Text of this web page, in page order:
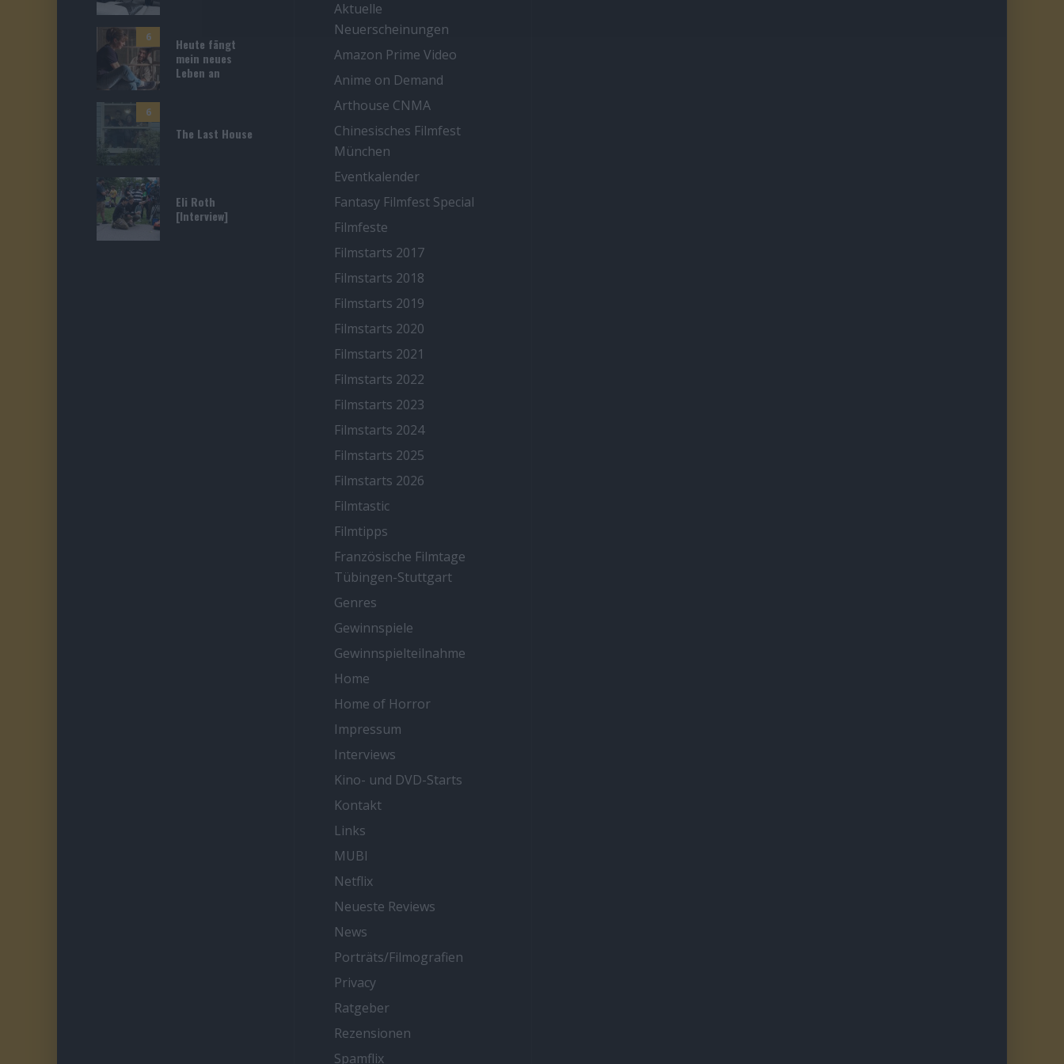
6
Heute fängt
mein neues
Leben an
6
The Last House
Eli Roth
[Interview]
Aktuelle
Neuerscheinungen
Amazon Prime Video
Anime on Demand
Arthouse CNMA
Chinesisches Filmfest
München
Eventkalender
Fantasy Filmfest Special
Filmfeste
Filmstarts 2017
Filmstarts 2018
Filmstarts 2019
Filmstarts 2020
Filmstarts 2021
Filmstarts 2022
Filmstarts 2023
Filmstarts 2024
Filmstarts 2025
Filmstarts 2026
Filmtastic
Filmtipps
Französische Filmtage
Tübingen-Stuttgart
Genres
Gewinnspiele
Gewinnspielteilnahme
Home
Home of Horror
Impressum
Interviews
Kino- und DVD-Starts
Kontakt
Links
MUBI
Netflix
Neueste Reviews
News
Porträts/Filmografien
Privacy
Ratgeber
Rezensionen
Spamflix